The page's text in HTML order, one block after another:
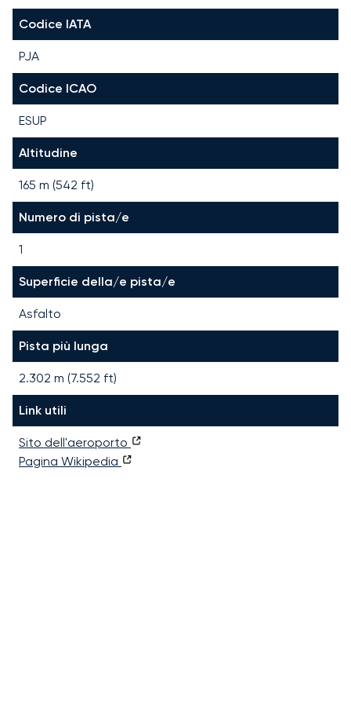
Codice IATA
PJA
Codice ICAO
ESUP
Altitudine
165 m (542 ft)
Numero di pista/e
1
Superficie della/e pista/e
Asfalto
Pista più lunga
2.302 m (7.552 ft)
Link utili
Sito dell'aeroporto
Pagina Wikipedia